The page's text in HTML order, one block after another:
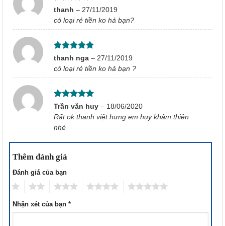
Được xếp
hạng 5
5
sao
thanh– 27/11/2019
có loại rẻ tiền ko hả bạn?
Được xếp
hạng 5
5
sao
thanh nga– 27/11/2019
có loại rẻ tiền ko hả bạn ?
Được xếp
hạng 55
sao
Trần văn huy– 18/06/2020
Rất ok thanh việt hưng em huy khâm thiên
nhé
Thêm đánh giá
Đánh giá của bạn
Nhận xét của bạn *